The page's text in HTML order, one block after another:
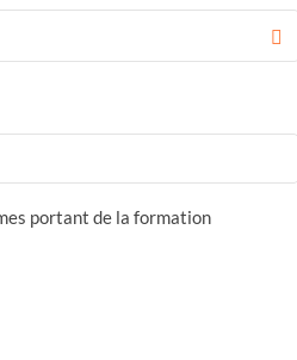
portant de la formation